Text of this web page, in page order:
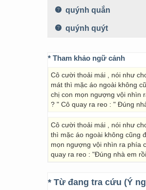
quýnh quắn
quýnh quýt
* Tham khảo ngữ cảnh
Cô cười thoải mái , nói như
mát thì mặc áo ngoài không
chị con mọn ngượng vội nhìn
? " Cô quay ra reo : " Đúng
Cô cười thoải mái , nói như
thì mặc áo ngoài không cũng
mọn ngượng vội nhìn ra phía
quay ra reo : "Đúng nhà em rồi
* Từ đang tra cứu (Ý